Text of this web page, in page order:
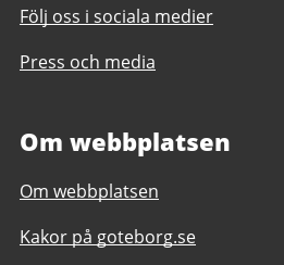
Följ oss i sociala medier
Press och media
Om webbplatsen
Om webbplatsen
Kakor på goteborg.se